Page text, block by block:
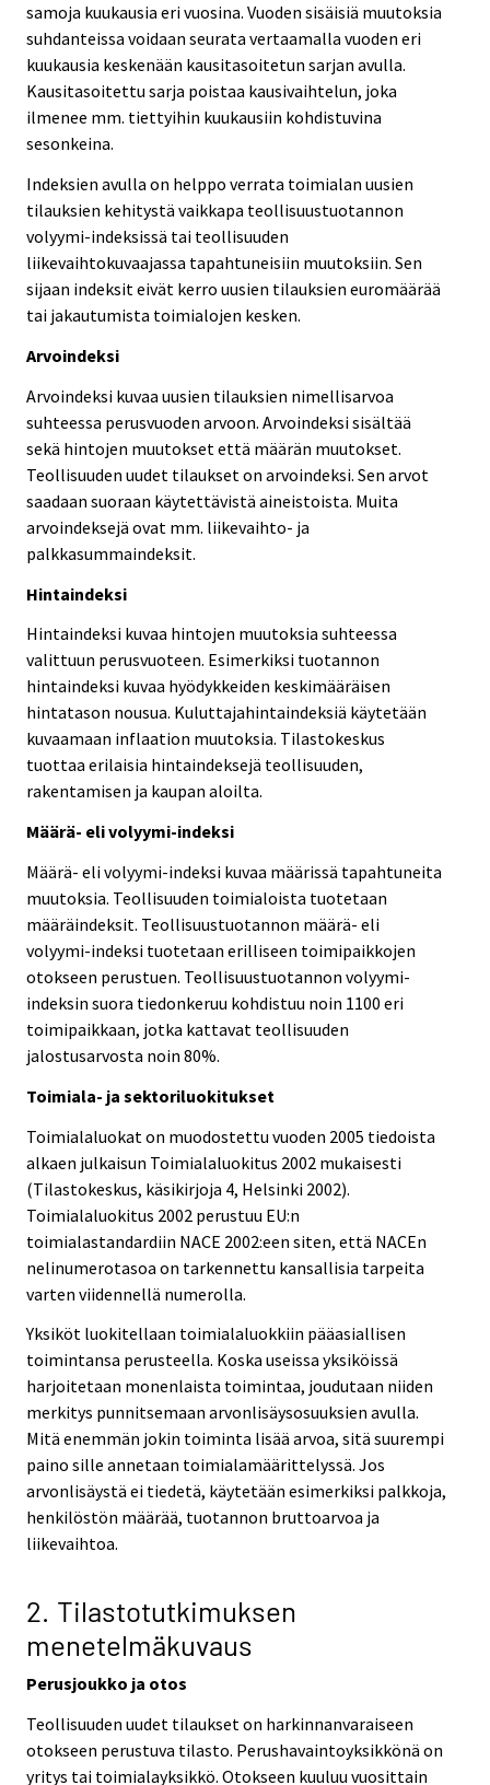
samoja kuukausia eri vuosina. Vuoden sisäisiä muutoksia
suhdanteissa voidaan seurata vertaamalla vuoden eri
kuukausia keskenään kausitasoitetun sarjan avulla.
Kausitasoitettu sarja poistaa kausivaihtelun, joka
ilmenee mm. tiettyihin kuukausiin kohdistuvina
sesonkeina.
Indeksien avulla on helppo verrata toimialan uusien
tilauksien kehitystä vaikkapa teollisuustuotannon
volyymi-indeksissä tai teollisuuden
liikevaihtokuvaajassa tapahtuneisiin muutoksiin. Sen
sijaan indeksit eivät kerro uusien tilauksien euromäärää
tai jakautumista toimialojen kesken.
Arvoindeksi
Arvoindeksi kuvaa uusien tilauksien nimellisarvoa
suhteessa perusvuoden arvoon. Arvoindeksi sisältää
sekä hintojen muutokset että määrän muutokset.
Teollisuuden uudet tilaukset on arvoindeksi. Sen arvot
saadaan suoraan käytettävistä aineistoista. Muita
arvoindeksejä ovat mm. liikevaihto- ja
palkkasummaindeksit.
Hintaindeksi
Hintaindeksi kuvaa hintojen muutoksia suhteessa
valittuun perusvuoteen. Esimerkiksi tuotannon
hintaindeksi kuvaa hyödykkeiden keskimääräisen
hintatason nousua. Kuluttajahintaindeksiä käytetään
kuvaamaan inflaation muutoksia. Tilastokeskus
tuottaa erilaisia hintaindeksejä teollisuuden,
rakentamisen ja kaupan aloilta.
Määrä- eli volyymi-indeksi
Määrä- eli volyymi-indeksi kuvaa määrissä tapahtuneita
muutoksia. Teollisuuden toimialoista tuotetaan
määräindeksit. Teollisuustuotannon määrä- eli
volyymi-indeksi tuotetaan erilliseen toimipaikkojen
otokseen perustuen. Teollisuustuotannon volyymi-
indeksin suora tiedonkeruu kohdistuu noin 1100 eri
toimipaikkaan, jotka kattavat teollisuuden
jalostusarvosta noin 80%.
Toimiala- ja sektoriluokitukset
Toimialaluokat on muodostettu vuoden 2005 tiedoista
alkaen julkaisun Toimialaluokitus 2002 mukaisesti
(Tilastokeskus, käsikirjoja 4, Helsinki 2002).
Toimialaluokitus 2002 perustuu EU:n
toimialastandardiin NACE 2002:een siten, että NACEn
nelinumerotasoa on tarkennettu kansallisia tarpeita
varten viidennellä numerolla.
Yksiköt luokitellaan toimialaluokkiin pääasiallisen
toimintansa perusteella. Koska useissa yksiköissä
harjoitetaan monenlaista toimintaa, joudutaan niiden
merkitys punnitsemaan arvonlisäysosuuksien avulla.
Mitä enemmän jokin toiminta lisää arvoa, sitä suurempi
paino sille annetaan toimialamäärittelyssä. Jos
arvonlisäystä ei tiedetä, käytetään esimerkiksi palkkoja,
henkilöstön määrää, tuotannon bruttoarvoa ja
liikevaihtoa.
2. Tilastotutkimuksen
menetelmäkuvaus
Perusjoukko ja otos
Teollisuuden uudet tilaukset on harkinnanvaraiseen
otokseen perustuva tilasto. Perushavaintoyksikkönä on
yritys tai toimialayksikkö. Otokseen kuuluu vuosittain